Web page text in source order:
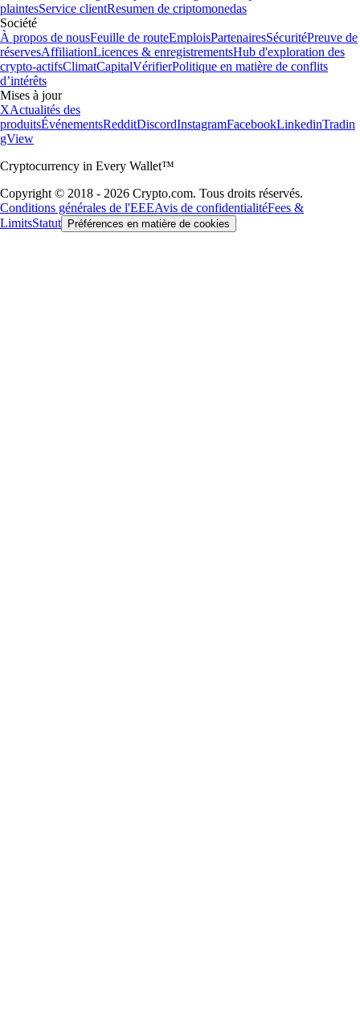
plaintesService clientResumen de criptomonedas
Société
À propos de nousFeuille de routeEmploisPartenairesSécuritéPreuve de
réservesAffiliationLicences & enregistrementsHub d'exploration des
crypto-actifsClimatCapitalVérifierPolitique en matière de conflits
d’intérêts
Mises à jour
XActualités des
produitsÉvénementsRedditDiscordInstagramFacebookLinkedinTradin
gView
Cryptocurrency in Every Wallet™
Copyright © 2018 - 2026 Crypto.com. Tous droits réservés.
Conditions générales de l'EEEAvis de confidentialitéFees &
LimitsStatut Préférences en matière de cookies